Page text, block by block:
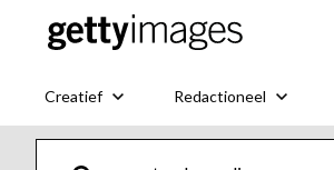
Creatief Redactioneel